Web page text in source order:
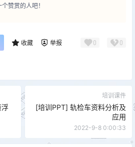
赞赏的人吧！
收藏 举报 0 0
浮
培训课件
[培训PPT] 轨检车资料分析及
应用
2022-9-8 0:00:33